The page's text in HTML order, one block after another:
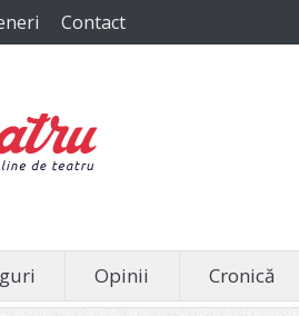
Contact
Opinii Cronică